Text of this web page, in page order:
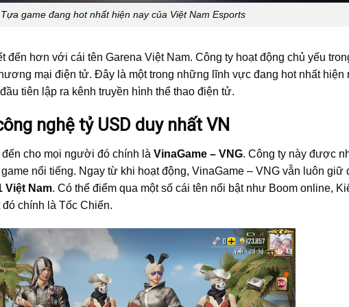
game đang hot nhất hiện nay của Việt Nam Esports
đến hơn với cái tên Garena Việt Nam. Công ty hoạt động chủ yếu
mại điện tử. Đây là một trong những lĩnh vực đang hot nhất hiện
tiên lập ra kênh truyền hình thể thao điện tử.
nghệ tỷ USD duy nhất VN
cho mọi người đó chính là VinaGame – VNG. Công ty này được
nổi tiếng. Ngay từ khi hoạt động, VinaGame – VNG vẫn luôn giữ
Việt Nam. Có thể điểm qua một số cái tên nổi bật như Boom online,
chính là Tốc Chiến.